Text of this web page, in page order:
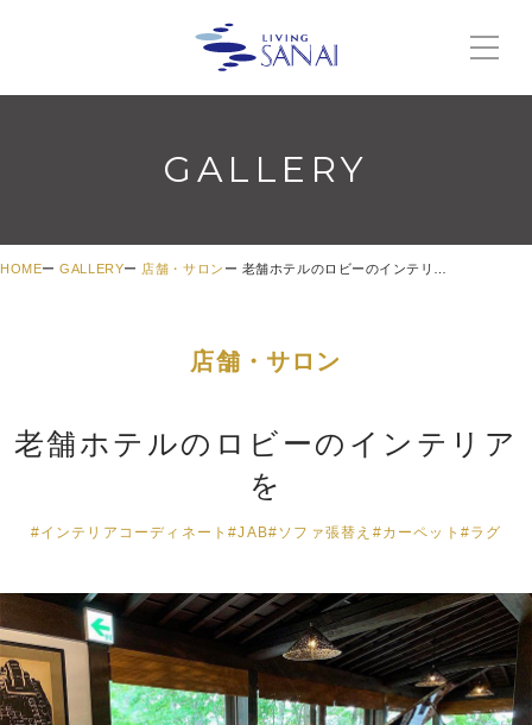
GALLERY
HOME GALLERY 店舗・サロン 老舗ホテルのロビーのインテリアを
店舗・サロン
老舗ホテルのロビーのインテリア
を
#インテリアコーディネート#JAB#ソファ張替え #カーペット #ラグ